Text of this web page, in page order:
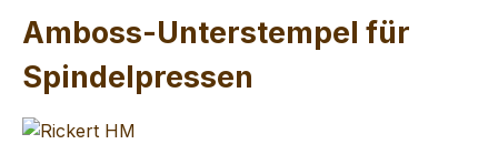
Amboss-Unterstempel für
Spindelpressen